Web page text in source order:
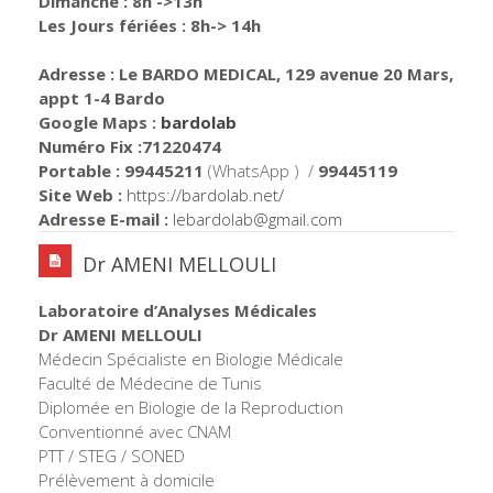
Les Jours fériées : 8h-> 14h
Adresse : Le BARDO MEDICAL, 129 avenue 20 Mars,
appt 1-4 Bardo
Google Maps : bardolab
Numéro Fix :71220474
Portable : 99445211 (WhatsApp ) / 99445119
Site Web : https://bardolab.net/
Adresse E-mail : lebardolab@gmail.com
Dr AMENI MELLOULI
Laboratoire d’Analyses Médicales
Dr AMENI MELLOULI
Médecin Spécialiste en Biologie Médicale
Faculté de Médecine de Tunis
Diplomée en Biologie de la Reproduction
Conventionné avec CNAM
PTT / STEG / SONED
Prélèvement à domicile